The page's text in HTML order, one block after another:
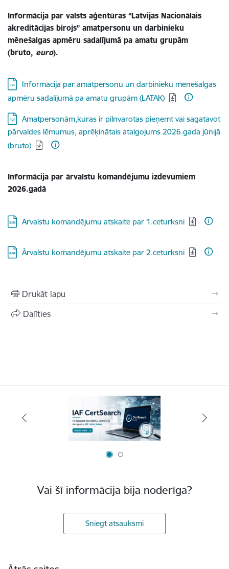
Informācija par valsts aģentūras “Latvijas Nacionālais
akreditācijas birojs” amatpersonu un darbinieku
mēnešalgas apmēru sadalījumā pa amatu grupām
(bruto, euro).
Lejupielādēt:
Informācija par amatpersonu un darbinieku mēnešalgas
apmēru sadalījumā pa amatu grupām (LATAK)
Lejupielādēt:
Amatpersonām,kuras ir pilnvarotas pieņemt vai sagatavot
pārvaldes lēmumus, aprēķinātais atalgojums 2026.gada jūnijā
(bruto)
Informācija par ārvalstu komandējumu izdevumiem
2026.gadā
Lejupielādēt:
Ārvalstu komandējumu atskaite par 1.ceturksni
Lejupielādēt:
Ārvalstu komandējumu atskaite par 2.ceturksni
Drukāt lapu
Dalīties
Vai šī informācija bija noderīga?
Sniegt atsauksmi